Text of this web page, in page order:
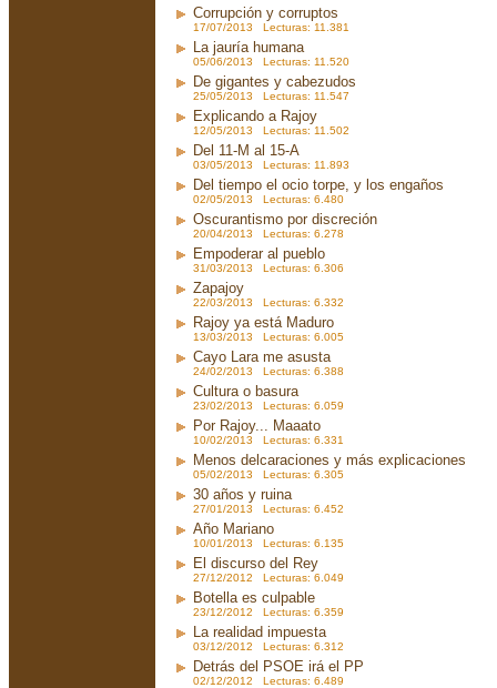
Corrupción y corruptos
17/07/2013 Lecturas: 11.381
La jauría humana
05/06/2013 Lecturas: 11.520
De gigantes y cabezudos
25/05/2013 Lecturas: 11.547
Explicando a Rajoy
12/05/2013 Lecturas: 11.502
Del 11-M al 15-A
03/05/2013 Lecturas: 11.893
Del tiempo el ocio torpe, y los engaños
02/05/2013 Lecturas: 6.480
Oscurantismo por discreción
20/04/2013 Lecturas: 6.278
Empoderar al pueblo
31/03/2013 Lecturas: 6.306
Zapajoy
22/03/2013 Lecturas: 6.332
Rajoy ya está Maduro
13/03/2013 Lecturas: 6.005
Cayo Lara me asusta
24/02/2013 Lecturas: 6.388
Cultura o basura
23/02/2013 Lecturas: 6.059
Por Rajoy... Maaato
10/02/2013 Lecturas: 6.331
Menos delcaraciones y más explicaciones
05/02/2013 Lecturas: 6.305
30 años y ruina
27/01/2013 Lecturas: 6.452
Año Mariano
10/01/2013 Lecturas: 6.135
El discurso del Rey
27/12/2012 Lecturas: 6.049
Botella es culpable
23/12/2012 Lecturas: 6.359
La realidad impuesta
03/12/2012 Lecturas: 6.312
Detrás del PSOE irá el PP
02/12/2012 Lecturas: 6.489